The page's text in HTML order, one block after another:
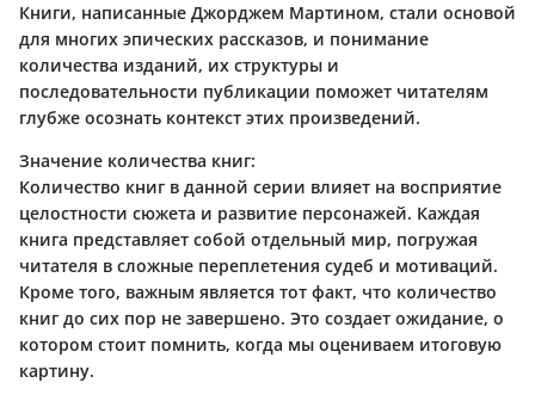
Книги, написанные Джорджем Мартином, стали основой
для многих эпических рассказов, и понимание
количества изданий, их структуры и
последовательности публикации поможет читателям
глубже осознать контекст этих произведений.
Значение количества книг:
Количество книг в данной серии влияет на восприятие
целостности сюжета и развитие персонажей. Каждая
книга представляет собой отдельный мир, погружая
читателя в сложные переплетения судеб и мотиваций.
Кроме того, важным является тот факт, что количество
книг до сих пор не завершено. Это создает ожидание, о
котором стоит помнить, когда мы оцениваем итоговую
картину.